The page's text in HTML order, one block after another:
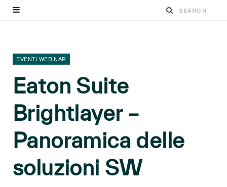
EVENTI WEBINAR
Eaton Suite
Brightlayer –
Panoramica delle
soluzioni SW